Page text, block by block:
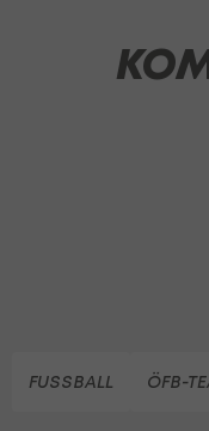
FUSSBALL ÖFB-